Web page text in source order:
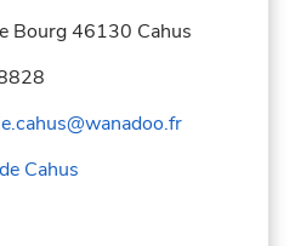
Bourg 46130 Cahus
Cahus